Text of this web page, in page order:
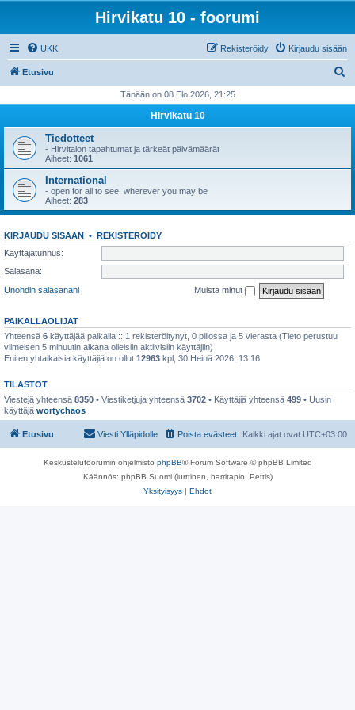
Hirvikatu 10 - foorumi
UKK Kirjaudu sisään
Rekisteröidy
Etusivu
i
Tänään on 08 Elo 2026, 21:25
Hirvikatu 10
Tiedotteet
- Hirvitalon tapahtumat ja tärkeät päivämäärät
Aiheet: 1061
International
- open for all to see, wherever you may be
Aiheet: 283
KIRJAUDU SISÄÄN • REKISTERÖIDY
Käyttäjätunnus:
Salasana:
Unohdin salasanani
Muista minut
PAIKALLAOLIJAT
Yhteensä 6 käyttäjää paikalla :: 1 rekisteröitynyt, 0 piilossa ja 5 vierasta (Tieto perustuu
viimeisen 5 minuutin aikana olleisiin aktiivisiin käyttäjiin)
Eniten yhtaikaisia käyttäjiä on ollut 12963 kpl, 30 Heinä 2026, 13:16
TILASTOT
Viestejä yhteensä 8350 • Viestiketjuja yhteensä 3702 • Käyttäjiä yhteensä 499 • Uusin
käyttäjä wortychaos
Etusivu Kaikki ajat ovat UTC+03:00
Poista evästeet
Viesti Ylläpidolle
Keskustelufoorumin ohjelmisto phpBB® Forum Software © phpBB Limited
Käännös: phpBB Suomi (lurttinen, harritapio, Pettis)
Yksityisyys | Ehdot